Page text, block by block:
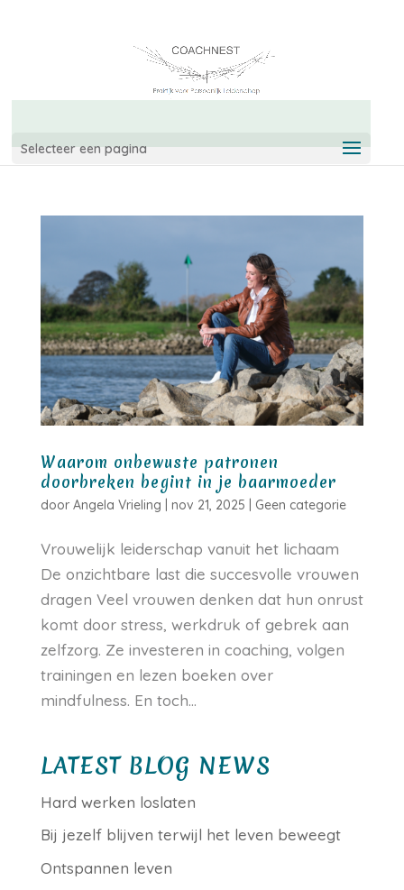
Selecteer een pagina
Waarom onbewuste patronen
doorbreken begint in je baarmoeder
door Angela Vrieling nov 21, 2025 Geen categorie
Vrouwelijk leiderschap vanuit het lichaam
De onzichtbare last die succesvolle vrouwen
dragen Veel vrouwen denken dat hun onrust
komt door stress, werkdruk of gebrek aan
zelfzorg. Ze investeren in coaching, volgen
trainingen en lezen boeken over
mindfulness. En toch...
LATEST BLOG NEWS
Hard werken loslaten
Bij jezelf blijven terwijl het leven beweegt
Ontspannen leven